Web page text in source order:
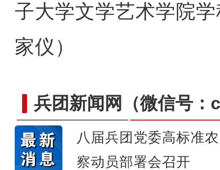
子大学文学艺术学院
家仪）
兵团新闻网 （微信号
八届兵团党委高标准
察动员部署会召开
侨乡故事 | 哈班拜的